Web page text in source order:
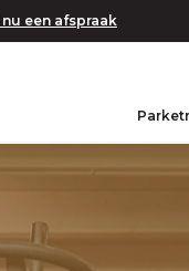
een afspraak